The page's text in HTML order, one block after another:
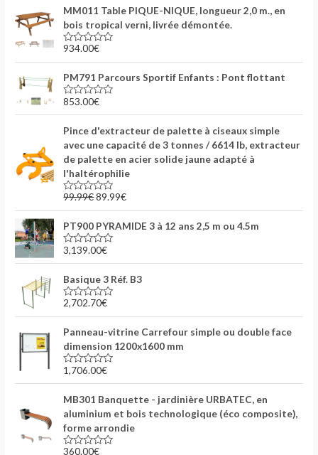
e
0
s
u
r
MM011 Table PIQUE-NIQUE, longueur 2,0 m., en
bois tropical verni, livrée démontée.
N
o
e
0
s
u
r
934.00€
PM791 Parcours Sportif Enfants : Pont flottant
N
o
e
s
u
r
5
853.00€
Pince d'extracteur de palette à ciseaux simple
avec une capacité de 3 tonnes / 6614 lb, extracteur
de palette en acier solide jaune adapté à
l'haltérophilie
N
o
e
0
s
u
r
99.99€89.99€
PT900 PYRAMIDE 3 à 12 ans 2,5 m ou 4.5m
N
o
e
0
s
u
r
3,139.00€
Basique 3 Réf. B3
N
o
e
0
s
u
r
2,702.70€
Panneau-vitrine Carrefour simple ou double face
dimension 1200x1600 mm
N
o
e
s
u
r
5
1,706.00€
MB301 Banquette - jardinière URBATEC, en
aluminium et bois technologique (éco composite),
forme arrondie
360.00€